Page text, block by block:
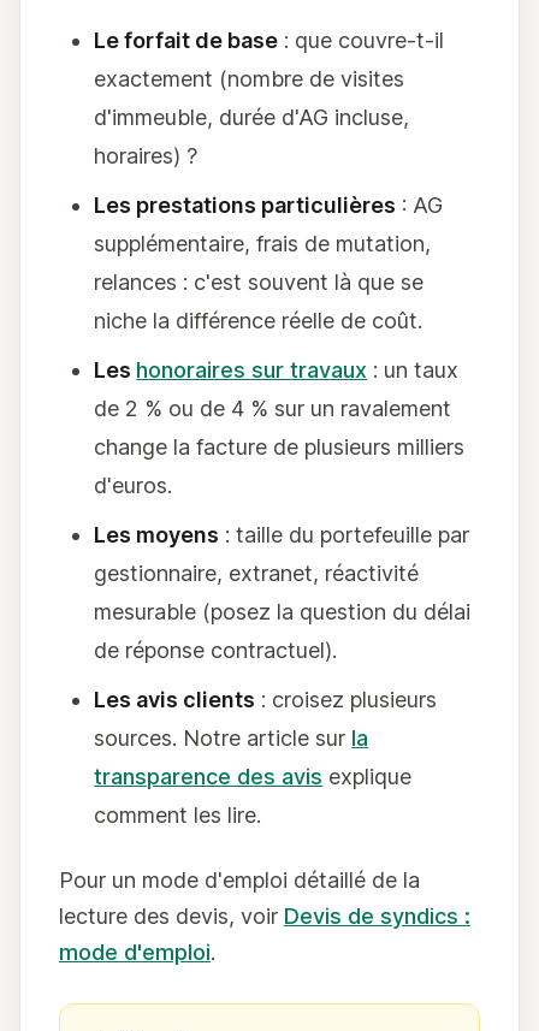
Le forfait de base : que couvre-t-il
exactement (nombre de visites
d'immeuble, durée d'AG incluse,
horaires) ?
Les prestations particulières : AG
supplémentaire, frais de mutation,
relances : c'est souvent là que se
niche la différence réelle de coût.
Les honoraires sur travaux : un taux
de 2 % ou de 4 % sur un ravalement
change la facture de plusieurs milliers
d'euros.
Les moyens : taille du portefeuille par
gestionnaire, extranet, réactivité
mesurable (posez la question du délai
de réponse contractuel).
Les avis clients : croisez plusieurs
sources. Notre article sur la
transparence des avis explique
comment les lire.
Pour un mode d'emploi détaillé de la
lecture des devis, voir Devis de syndics :
mode d'emploi.